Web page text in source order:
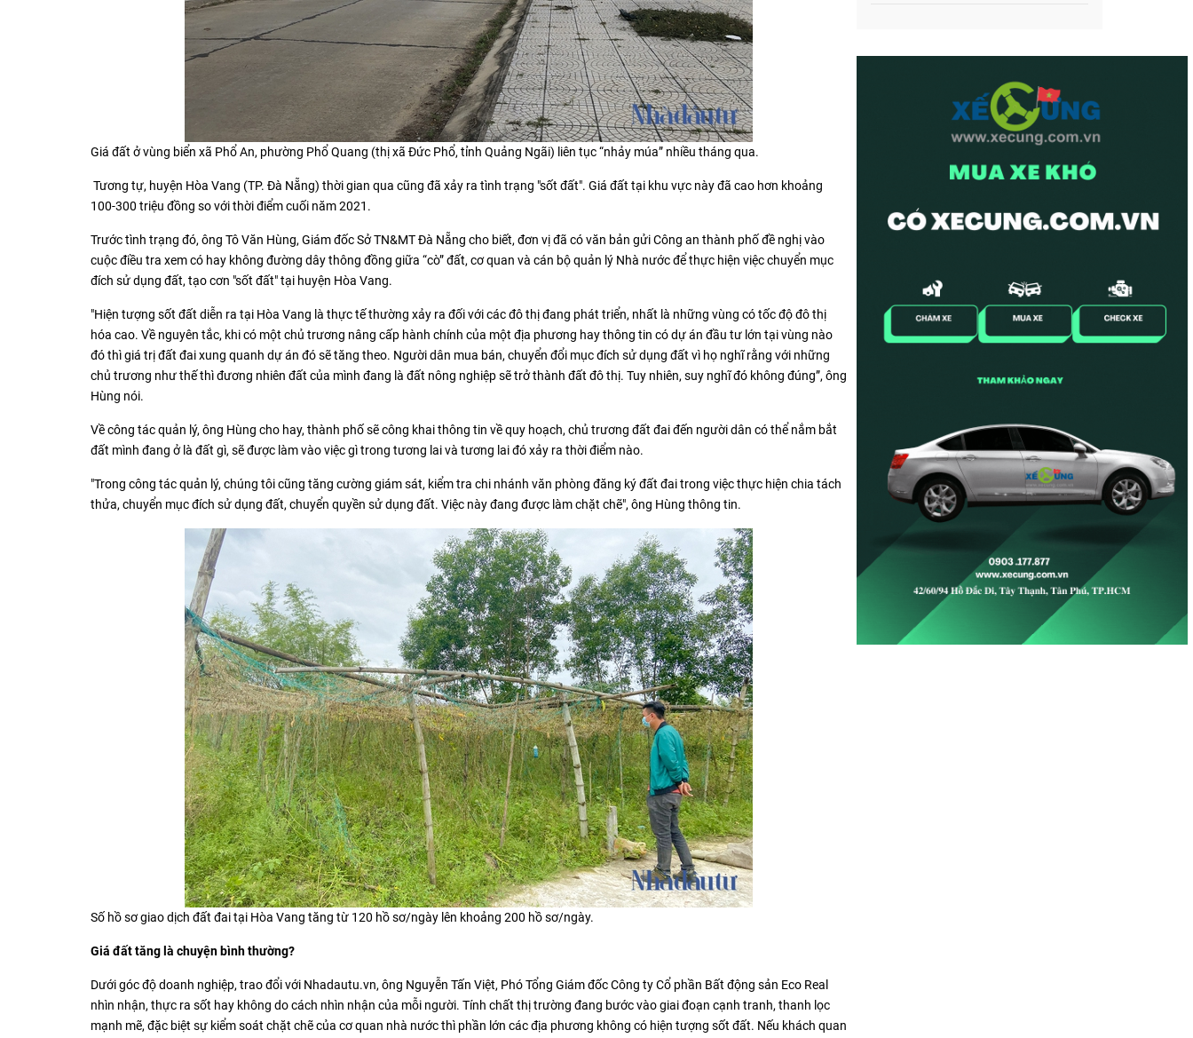
Giá đất ở vùng biển xã Phổ An, phường Phổ Quang (thị xã Đức Phổ, tỉnh Quảng Ngãi) liên tục “nhảy múa” nhiều tháng qua.
Tương tự, huyện Hòa Vang (TP. Đà Nẵng) thời gian qua cũng đã xảy ra tình trạng "sốt đất". Giá đất tại khu vực này đã cao hơn khoảng
100-300 triệu đồng so với thời điểm cuối năm 2021.
Trước tình trạng đó, ông Tô Văn Hùng, Giám đốc Sở TN&MT Đà Nẵng cho biết, đơn vị đã có văn bản gửi Công an thành phố đề nghị vào
cuộc điều tra xem có hay không đường dây thông đồng giữa “cò” đất, cơ quan và cán bộ quản lý Nhà nước để thực hiện việc chuyển mục
đích sử dụng đất, tạo cơn "sốt đất" tại huyện Hòa Vang.
"Hiện tượng sốt đất diễn ra tại Hòa Vang là thực tế thường xảy ra đối với các đô thị đang phát triển, nhất là những vùng có tốc độ đô thị
hóa cao. Về nguyên tắc, khi có một chủ trương nâng cấp hành chính của một địa phương hay thông tin có dự án đầu tư lớn tại vùng nào
đó thì giá trị đất đai xung quanh dự án đó sẽ tăng theo. Người dân mua bán, chuyển đổi mục đích sử dụng đất vì họ nghĩ rằng với những
chủ trương như thế thì đương nhiên đất của mình đang là đất nông nghiệp sẽ trở thành đất đô thị. Tuy nhiên, suy nghĩ đó không đúng”, ông
Hùng nói.
Về công tác quản lý, ông Hùng cho hay, thành phố sẽ công khai thông tin về quy hoạch, chủ trương đất đai đến người dân có thể nắm bắt
đất mình đang ở là đất gì, sẽ được làm vào việc gì trong tương lai và tương lai đó xảy ra thời điểm nào.
"Trong công tác quản lý, chúng tôi cũng tăng cường giám sát, kiểm tra chi nhánh văn phòng đăng ký đất đai trong việc thực hiện chia tách
thửa, chuyển mục đích sử dụng đất, chuyển quyền sử dụng đất. Việc này đang được làm chặt chẽ", ông Hùng thông tin.
Số hồ sơ giao dịch đất đai tại Hòa Vang tăng từ 120 hồ sơ/ngày lên khoảng 200 hồ sơ/ngày.
Giá đất tăng là chuyện bình thường?
Dưới góc độ doanh nghiệp, trao đổi với Nhadautu.vn, ông Nguyễn Tấn Việt, Phó Tổng Giám đốc Công ty Cổ phần Bất động sản Eco Real
nhìn nhận, thực ra sốt hay không do cách nhìn nhận của mỗi người. Tính chất thị trường đang bước vào giai đoạn cạnh tranh, thanh lọc
mạnh mẽ, đặc biệt sự kiểm soát chặt chẽ của cơ quan nhà nước thì phần lớn các địa phương không có hiện tượng sốt đất. Nếu khách quan